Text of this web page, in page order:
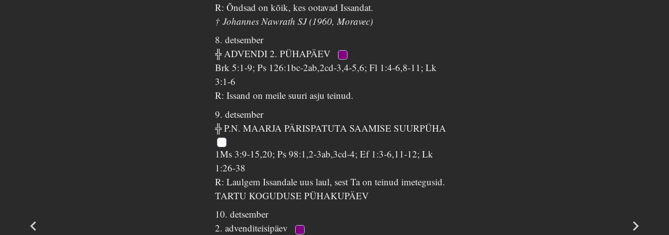
R: Õndsad on kõik, kes ootavad Issandat.
† Johannes Nawrath SJ (1960, Moravec)
8. detsember
╬ ADVENDI 2. PÜHAPÄEV
Brk 5:1-9; Ps 126:1bc-2ab,2cd-3,4-5,6; Fl 1:4-6,8-11; Lk
3:1-6
R: Issand on meile suuri asju teinud.
9. detsember
╬ P.N. MAARJA PÄRISPATUTA SAAMISE SUURPÜHA
1Ms 3:9-15,20; Ps 98:1,2-3ab,3cd-4; Ef 1:3-6,11-12; Lk
1:26-38
R: Laulgem Issandale uus laul, sest Ta on teinud imetegusid.
TARTU KOGUDUSE PÜHAKUPÄEV
10. detsember
2. advenditeisipäev